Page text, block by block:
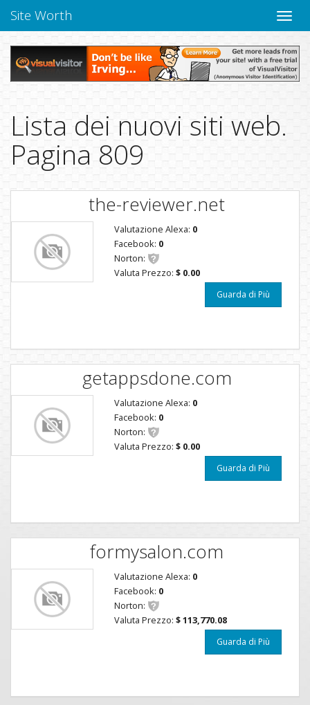
Chiudi
Site Worth
Lista dei nuovi siti web.
Pagina 809
the-reviewer.net
Valutazione Alexa: 0
Facebook: 0
Norton:
Valuta Prezzo: $ 0.00
Guarda di Più
getappsdone.com
Valutazione Alexa: 0
Facebook: 0
Norton:
Valuta Prezzo: $ 0.00
Guarda di Più
formysalon.com
Valutazione Alexa: 0
Facebook: 0
Norton:
Valuta Prezzo: $ 113,770.08
Guarda di Più